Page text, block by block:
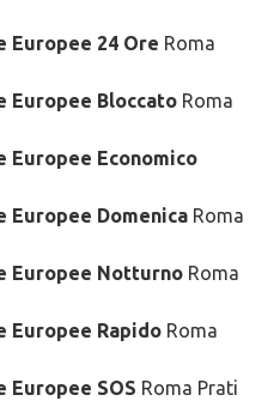
Europee 24 Ore Roma
Europee Bloccato Roma
Europee Economico
Europee Domenica Roma
Europee Notturno Roma
Europee Rapido Roma
Europee SOS Roma Prati